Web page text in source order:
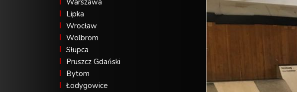
Warszawa
Lipka
Wrocław
Wolbrom
Słupca
Pruszcz Gdański
Bytom
Łodygowice